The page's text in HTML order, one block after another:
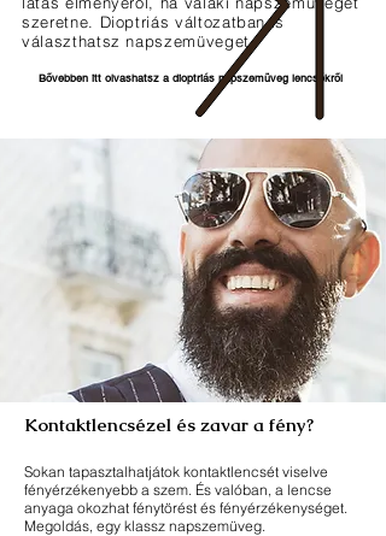
szeretne. Dioptriás változatban is
választhatsz napszemüveget.
Bővebben itt olvashatsz a dioptriás napszemüveg lencsékről
Kontaktlencsézel és zavar a fény?
Sokan tapasztalhatjátok kontaktlencsét viselve
fényérzékenyebb a szem. És valóban, a lencse
anyaga okozhat fénytörést és fényérzékenységet.
Megoldás, egy klassz napszemüveg.